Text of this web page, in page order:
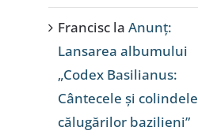
Francisc la Anunț:
Lansarea albumului
„Codex Basilianus:
Cântecele și colindele
călugărilor bazilieni”